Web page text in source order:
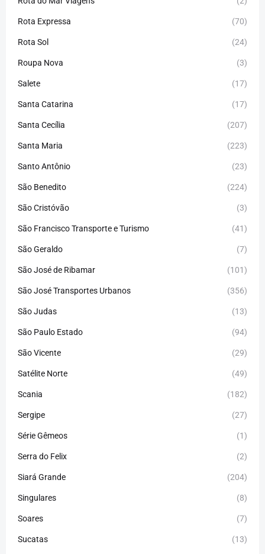
Rota Expressa (70)
Rota Sol (24)
Roupa Nova (3)
Salete (17)
Santa Catarina (17)
Santa Cecília (207)
Santa Maria (223)
Santo Antônio (23)
São Benedito (224)
São Cristóvão (3)
São Francisco Transporte e Turismo (41)
São Geraldo (7)
São José de Ribamar (101)
São José Transportes Urbanos (356)
São Judas (13)
São Paulo Estado (94)
São Vicente (29)
Satélite Norte (49)
Scania (182)
Sergipe (27)
Série Gêmeos (1)
Serra do Felix (2)
Siará Grande (204)
Singulares (8)
Soares (7)
Sucatas (13)